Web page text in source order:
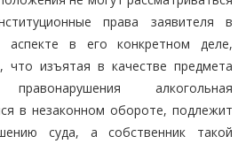
права заявителя в
в его конкретном деле,
изъятая в качестве предмета
правонарушения алкогольная
в незаконном обороте, подлежит
суда, а собственник такой